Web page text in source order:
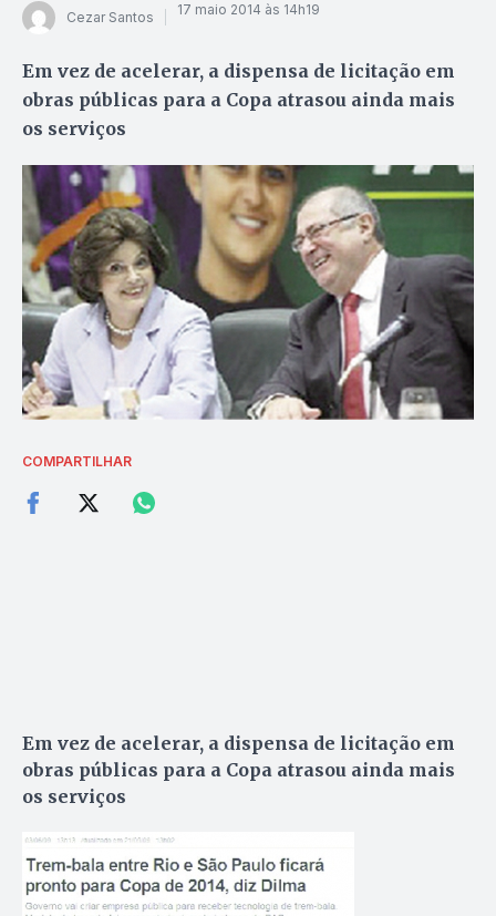
Cezar Santos 17 maio 2014 às 14h19
Em vez de acelerar, a dispensa de licitação em
obras públicas para a Copa atrasou ainda mais
os serviços
COMPARTILHAR
Em vez de acelerar, a dispensa de licitação em
obras públicas para a Copa atrasou ainda mais
os serviços